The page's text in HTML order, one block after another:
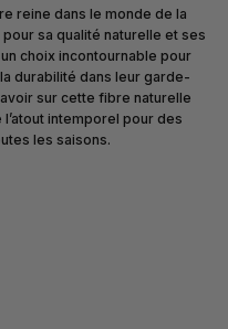
reine dans le monde de la
sa qualité naturelle et ses
choix incontournable pour
durabilité dans leur garde-
sur cette fibre naturelle
intemporel pour des
les saisons.